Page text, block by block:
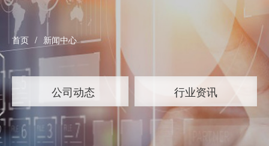
Open submenu (新闻中心)
新闻中心
Open submenu (联系我们)
联系我们
首页 / 新闻中心
公司动态 行业资讯